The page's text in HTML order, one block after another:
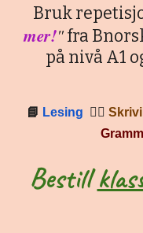
Bruk
mer!"fra
på nivå A1
📘 Lesing ✍🏼
Bestill